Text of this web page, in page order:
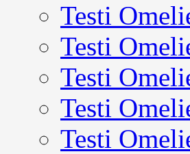
Testi
Testi
Testi
Testi
Testi